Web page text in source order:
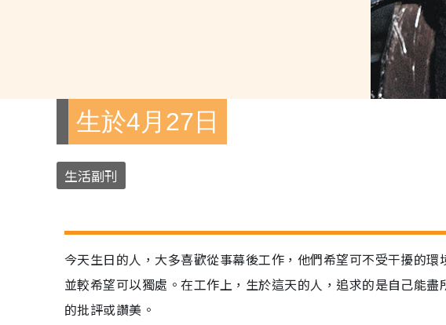
生於4月27日
生活副刊
今天生日的人，大多喜歡從事幕後工作，他們希望可不受干擾的
並較希望可以獨處。在工作上，生於這天的人，追求的是自己能
的批評或讚美。